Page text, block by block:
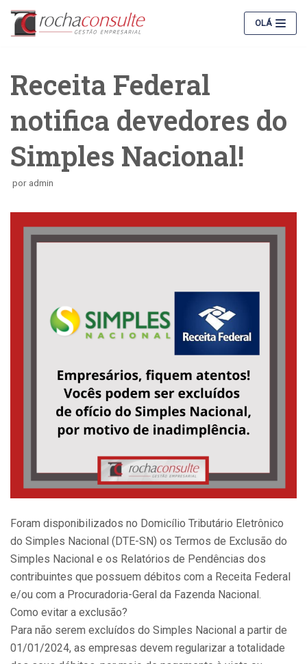
Pular
para
OLÁ
Receita Federal
notifica devedores do
Simples Nacional!
por admin
Foram disponibilizados no Domicílio Tributário Eletrônico
do Simples Nacional (DTE-SN) os Termos de Exclusão do
Simples Nacional e os Relatórios de Pendências dos
contribuintes que possuem débitos com a Receita Federal
e/ou com a Procuradoria-Geral da Fazenda Nacional.
Como evitar a exclusão?
Para não serem excluídos do Simples Nacional a partir de
01/01/2024, as empresas devem regularizar a totalidade